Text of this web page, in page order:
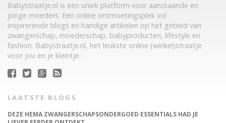
Babystraatje.nl is een uniek platform voor aanstaande en
jonge moeders. Een online ontmoetingsplek vol
inspirerende blogs en handige artikelen op het gebied van
zwangerschap, moederschap, babyproducten, lifestyle en
fashion. Babystraatje.nl, het leukste online (winkel)straatje
voor jou en je kleintje.
LAATSTE BLOGS
DEZE HEMA ZWANGERSCHAPSONDERGOED ESSENTIALS HAD JE